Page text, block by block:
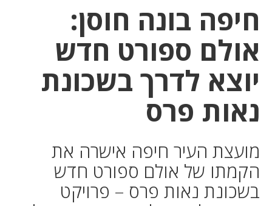
חיפה בונה חוסן:
אולם ספורט חדש
יוצא לדרך בשכונת
נאות פרס
מועצת העיר חיפה אישרה את
הקמתו של אולם ספורט חדש
בשכונת נאות פרס – פרויקט